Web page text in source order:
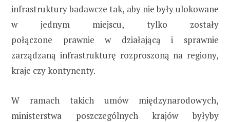
infrastruktury badawcze tak, aby nie były ulokowane
w jednym miejscu, tylko zostały
połączone prawnie w działającą i sprawnie
zarządzaną infrastrukturę rozproszoną na regiony,
kraje czy kontynenty.
W ramach takich umów międzynarodowych,
ministerstwa poszczególnych krajów byłyby